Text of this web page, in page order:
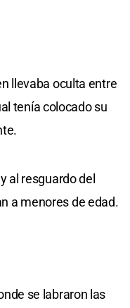
llevaba oculta entre
tenía colocado su
al resguardo del
a menores de edad.
se labraron las